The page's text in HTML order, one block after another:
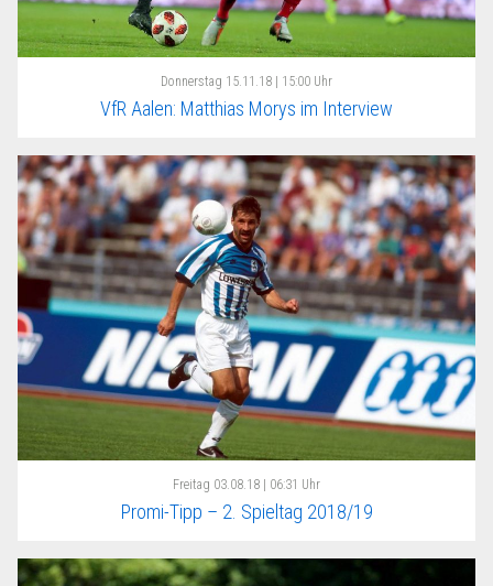
Donnerstag 15.11.18 | 15:00 Uhr
VfR Aalen: Matthias Morys im Interview
Freitag 03.08.18 | 06:31 Uhr
Promi-Tipp – 2. Spieltag 2018/19